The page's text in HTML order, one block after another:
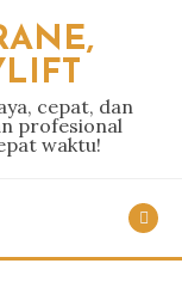
cepat, dan
profesional
waktu!